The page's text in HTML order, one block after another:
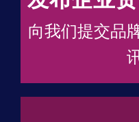
向我们提交品